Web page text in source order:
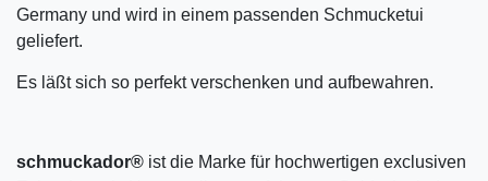
Germany und wird in einem passenden Schmucketui
geliefert.
Es läßt sich so perfekt verschenken und aufbewahren.
schmuckador® ist die Marke für hochwertigen exclusiven